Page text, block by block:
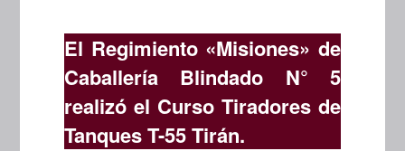
El Regimiento «Misiones» de
Caballería Blindado N° 5
realizó el Curso Tiradores de
Tanques T-55 Tirán.